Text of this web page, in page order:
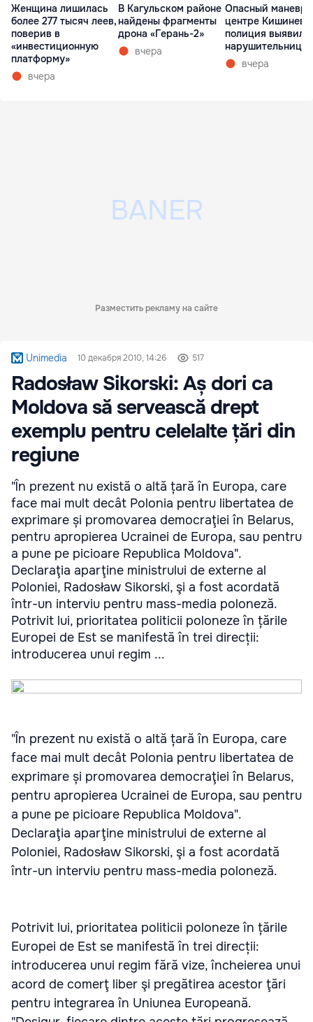
Женщина лишилась
более 277 тысяч леев,
поверив в
«инвестиционную
платформу»
вчера
В Кагульском районе
найдены фрагменты
дрона «Герань-2»
вчера
Опасный маневр
центре Кишинева:
полиция выявила
нарушительницу
вчера
Разместить рекламу на сайте
Unimedia 10 декабря 2010, 14:26 517
Radosław Sikorski: Aș dori ca
Moldova să servească drept
exemplu pentru celelalte țări din
regiune
"În prezent nu există o altă țară în Europa, care
face mai mult decât Polonia pentru libertatea de
exprimare și promovarea democraţiei în Belarus,
pentru apropierea Ucrainei de Europa, sau pentru
a pune pe picioare Republica Moldova".
Declaraţia aparţine ministrului de externe al
Poloniei, Radosław Sikorski, şi a fost acordată
într-un interviu pentru mass-media poloneză.
Potrivit lui, prioritatea politicii poloneze în țările
Europei de Est se manifestă în trei direcții:
introducerea unui regim ...
"În prezent nu există o altă țară în Europa, care
face mai mult decât Polonia pentru libertatea de
exprimare și promovarea democraţiei în Belarus,
pentru apropierea Ucrainei de Europa, sau pentru
a pune pe picioare Republica Moldova".
Declaraţia aparţine ministrului de externe al
Poloniei, Radosław Sikorski, şi a fost acordată
într-un interviu pentru mass-media poloneză.
Potrivit lui, prioritatea politicii poloneze în țările
Europei de Est se manifestă în trei direcții:
introducerea unui regim fără vize, încheierea unui
acord de comerţ liber şi pregătirea acestor ţări
pentru integrarea în Uniunea Europeană.